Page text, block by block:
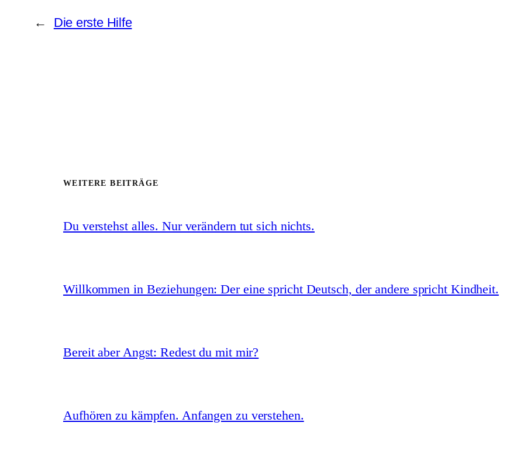
← Die erste Hilfe
WEITERE BEITRÄGE
Du verstehst alles. Nur verändern tut sich nichts.
Willkommen in Beziehungen: Der eine spricht Deutsch, der andere spricht Kindheit.
Bereit aber Angst: Redest du mit mir?
Aufhören zu kämpfen. Anfangen zu verstehen.